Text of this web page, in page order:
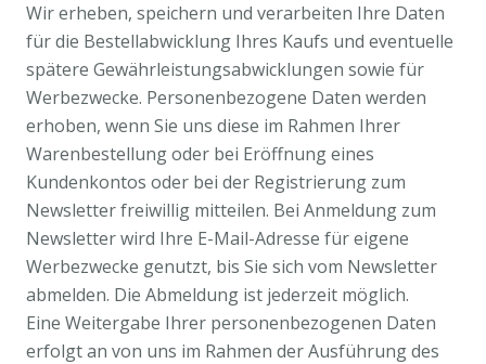
Wir erheben, speichern und verarbeiten Ihre Daten
für die Bestellabwicklung Ihres Kaufs und eventuelle
spätere Gewährleistungsabwicklungen sowie für
Werbezwecke. Personenbezogene Daten werden
erhoben, wenn Sie uns diese im Rahmen Ihrer
Warenbestellung oder bei Eröffnung eines
Kundenkontos oder bei der Registrierung zum
Newsletter freiwillig mitteilen. Bei Anmeldung zum
Newsletter wird Ihre E-Mail-Adresse für eigene
Werbezwecke genutzt, bis Sie sich vom Newsletter
abmelden. Die Abmeldung ist jederzeit möglich.
Eine Weitergabe Ihrer personenbezogenen Daten
erfolgt an von uns im Rahmen der Ausführung des